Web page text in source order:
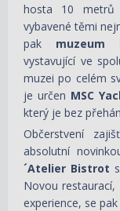
hosta 10 metrů
vybavené těmi
pak muzeum
vystavující ve
muzei po celém
je určen MSC
který je bez
Občerstvení
absolutní
´Atelier Bistrot
Novou
experience, se